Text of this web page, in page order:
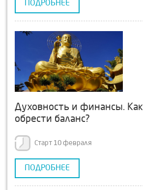
ПОДРОБНЕЕ
Духовность и финансы. Как
обрести баланс?
Старт 10 февраля
ПОДРОБНЕЕ